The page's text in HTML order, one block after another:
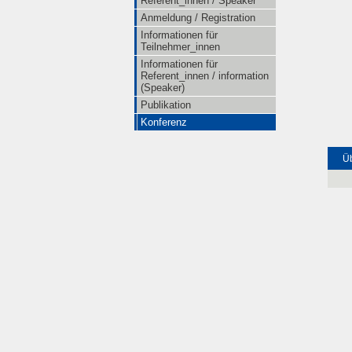
Anmeldung / Registration
Informationen für
Teilnehmer_innen
Informationen für
Referent_innen / information
(Speaker)
Publikation
Konferenz